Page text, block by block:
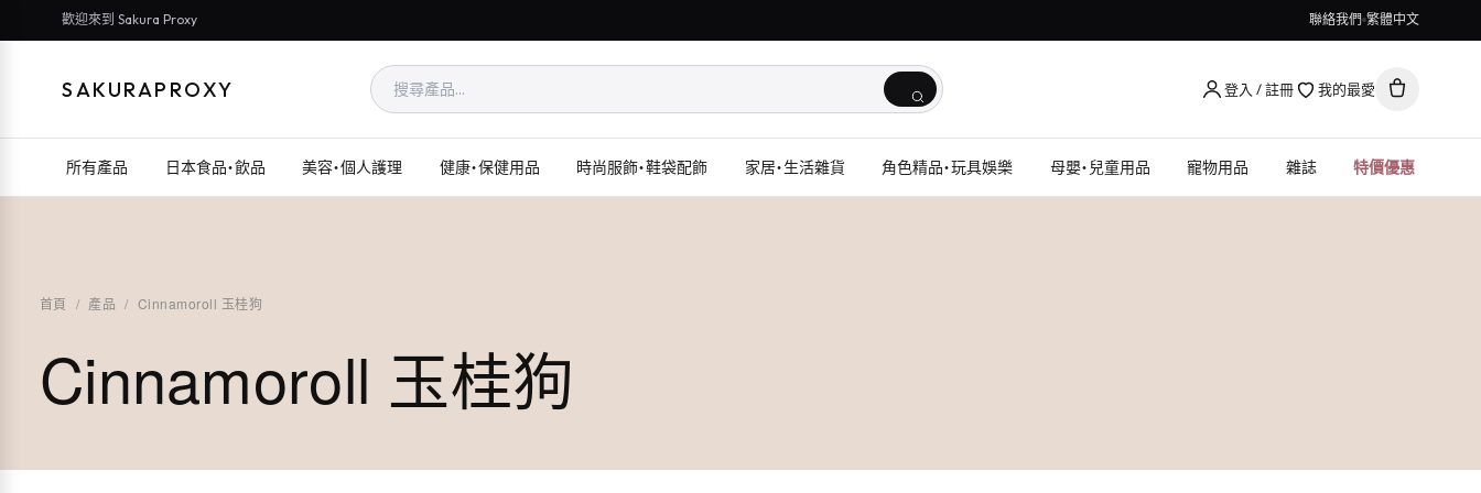
歡迎來到 Sakura Proxy 聯絡我們 繁體中文
SAKURAPROXY 登入 / 註冊 我的最愛
所有產品 日本食品・飲品 美容・個人護理 健康・保健用品 時尚服飾・鞋袋配飾 家居・生活雜貨 角色精品・玩具娛樂 母嬰・兒童用品 寵物用品 雜誌 特價優惠
首頁 / 產品 / Cinnamoroll 玉桂狗
Cinnamoroll 玉桂狗